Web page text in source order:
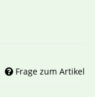
Frage zum Artikel